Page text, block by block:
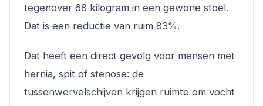
tegenover 68 kilogram in een gewone stoel.
Dat is een reductie van ruim 83%.
Dat heeft een direct gevolg voor mensen met
hernia, spit of stenose: de
tussenwervelschijven krijgen ruimte om vocht